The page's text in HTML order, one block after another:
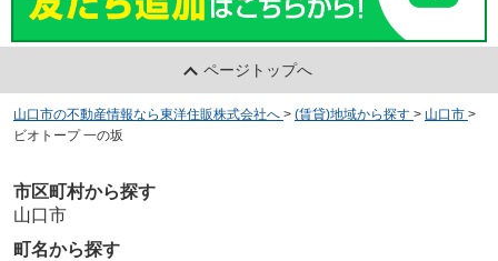
ページトップへ
山口市の不動産情報なら東洋住販株式会社へ > (賃貸)地域から探す > 山口市 >
ビオトープ 一の坂
市区町村から探す
山口市
町名から探す